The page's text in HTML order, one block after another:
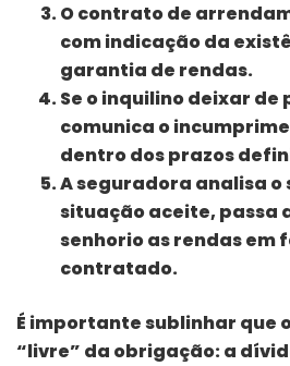
O contrato de
com indicação da
garantia de rendas.
Se o inquilino deixar de
comunica o
dentro dos prazos
A seguradora analisa o
situação aceite, passa
senhorio as rendas em
contratado.
É importante sublinhar que
“livre” da obrigação: a